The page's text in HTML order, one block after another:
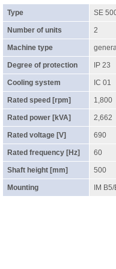
Type SE
Number of units 2
Machine type
Degree of protection IP 23
Cooling system IC 01
Rated speed [rpm] 1,800
Rated power [kVA] 2,662
Rated voltage [V] 690
Rated frequency [Hz] 60
Shaft height [mm] 500
Mounting IM